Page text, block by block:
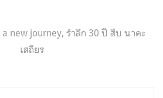
a new journey, รำลึก 30 ปี สืบ นาคะ
เสถียร